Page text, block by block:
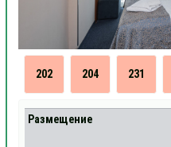
202 204 231
Размещение